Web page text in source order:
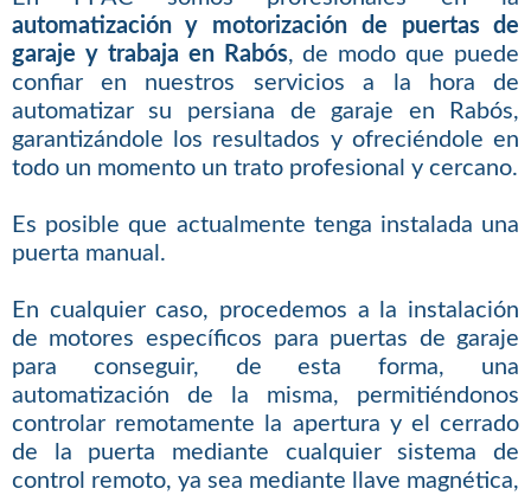
automatización y motorización de puertas de
garaje y trabaja en Rabós, de modo que puede
confiar en nuestros servicios a la hora de
automatizar su persiana de garaje en Rabós,
garantizándole los resultados y ofreciéndole en
todo un momento un trato profesional y cercano.
Es posible que actualmente tenga instalada una
puerta manual.
En cualquier caso, procedemos a la instalación
de motores específicos para puertas de garaje
para conseguir, de esta forma, una
automatización de la misma, permitiéndonos
controlar remotamente la apertura y el cerrado
de la puerta mediante cualquier sistema de
control remoto, ya sea mediante llave magnética,